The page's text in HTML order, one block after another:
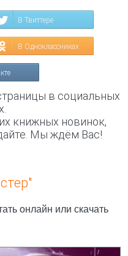
В Твиттере
В Одноклассниках
в социальных
книжных новинок,
Мы ждём Вас!
онлайн или скачать